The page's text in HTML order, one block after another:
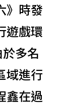
》時發
遊戲環
多名
域進行
鑫在過